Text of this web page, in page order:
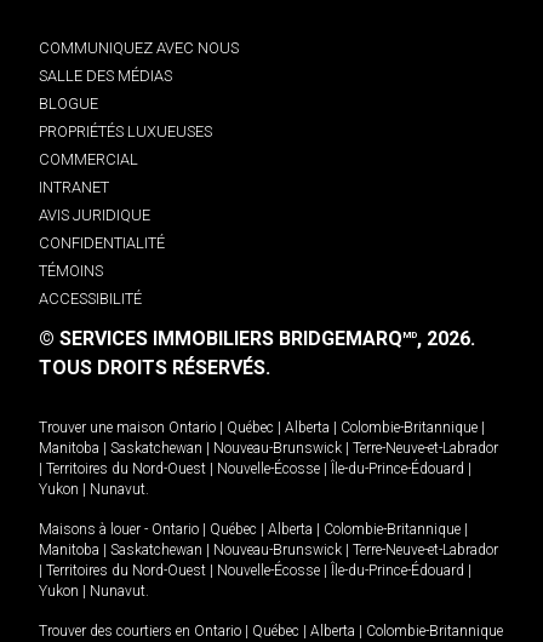
COMMUNIQUEZ AVEC NOUS
SALLE DES MÉDIAS
BLOGUE
PROPRIÉTÉS LUXUEUSES
COMMERCIAL
INTRANET
AVIS JURIDIQUE
CONFIDENTIALITÉ
TÉMOINS
ACCESSIBILITÉ
© SERVICES IMMOBILIERS BRIDGEMARQMD, 2026.
TOUS DROITS RÉSERVÉS.
Trouver une maison Ontario Québec Alberta Colombie-Britannique
Manitoba
Saskatchewan Nouveau-Brunswick
Terre-Neuve-et-Labrador
Territoires du Nord-Ouest Nouvelle-Écosse Île-du-Prince-Édouard
Yukon
Nunavut.
Maisons à louer - Ontario Québec Alberta Colombie-Britannique
Manitoba
Saskatchewan Nouveau-Brunswick
Terre-Neuve-et-Labrador
Territoires du Nord-Ouest Nouvelle-Écosse Île-du-Prince-Édouard
Yukon
Nunavut.
Trouver des courtiers en Ontario Québec Alberta
Colombie-Britannique